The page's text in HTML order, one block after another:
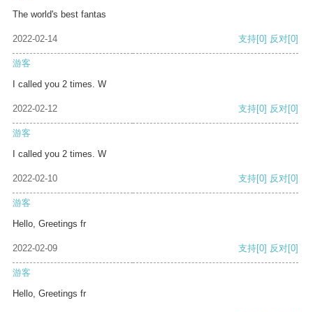
The world's best fantas
2022-02-14 支持[0] 反对[0]
游客
I called you 2 times. W
2022-02-12 支持[0] 反对[0]
游客
I called you 2 times. W
2022-02-10 支持[0] 反对[0]
游客
Hello, Greetings fr
2022-02-09 支持[0] 反对[0]
游客
Hello, Greetings fr